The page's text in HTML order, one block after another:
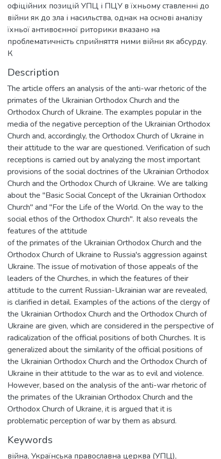
офіційних позицій УПЦ і ПЦУ в їхньому ставленні до
війни як до зла і насильства, однак на основі аналізу
їхньої антивоєнної риторики вказано на
проблематичність сприйняття ними війни як абсурду.
К
Description
The article offers an analysis of the anti-war rhetoric of the
primates of the Ukrainian Orthodox Church and the
Orthodox Church of Ukraine. The examples popular in the
media of the negative perception of the Ukrainian Orthodox
Church and, accordingly, the Orthodox Church of Ukraine in
their attitude to the war are questioned. Verification of such
receptions is carried out by analyzing the most important
provisions of the social doctrines of the Ukrainian Orthodox
Church and the Orthodox Church of Ukraine. We are talking
about the "Basic Social Concept of the Ukrainian Orthodox
Church" and "For the Life of the World. On the way to the
social ethos of the Orthodox Church". It also reveals the
features of the attitude
of the primates of the Ukrainian Orthodox Church and the
Orthodox Church of Ukraine to Russia's aggression against
Ukraine. The issue of motivation of those appeals of the
leaders of the Churches, in which the features of their
attitude to the current Russian-Ukrainian war are revealed,
is clarified in detail. Examples of the actions of the clergy of
the Ukrainian Orthodox Church and the Orthodox Church of
Ukraine are given, which are considered in the perspective of
radicalization of the official positions of both Churches. It is
generalized about the similarity of the official positions of
the Ukrainian Orthodox Church and the Orthodox Church of
Ukraine in their attitude to the war as to evil and violence.
However, based on the analysis of the anti-war rhetoric of
the primates of the Ukrainian Orthodox Church and the
Orthodox Church of Ukraine, it is argued that it is
problematic perception of war by them as absurd.
Keywords
війна, Українська православна церква (УПЦ),